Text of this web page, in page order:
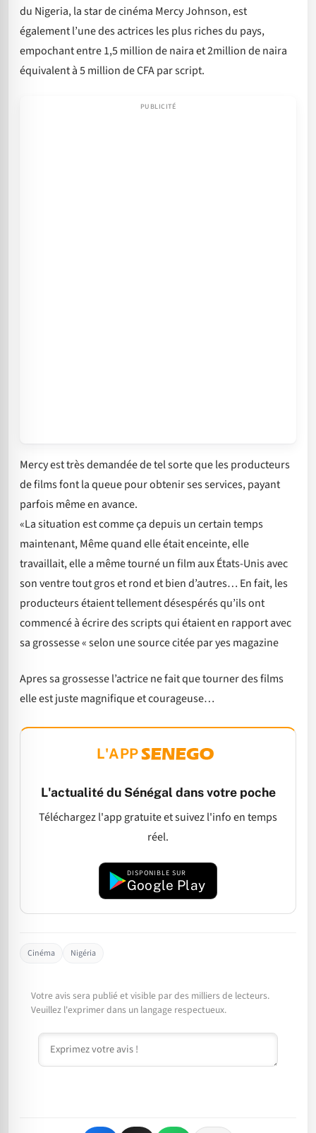
du Nigeria, la star de cinéma Mercy Johnson, est
également l’une des actrices les plus riches du pays,
empochant entre 1,5 million de naira et 2million de naira
équivalent à 5 million de CFA par script.
Mercy est très demandée de tel sorte que les producteurs
de films font la queue pour obtenir ses services, payant
parfois même en avance.
«La situation est comme ça depuis un certain temps
maintenant, Même quand elle était enceinte, elle
travaillait, elle a même tourné un film aux États-Unis avec
son ventre tout gros et rond et bien d’autres… En fait, les
producteurs étaient tellement désespérés qu’ils ont
commencé à écrire des scripts qui étaient en rapport avec
sa grossesse « selon une source citée par yes magazine
Apres sa grossesse l’actrice ne fait que tourner des films
elle est juste magnifique et courageuse…
L'APP
L'actualité du Sénégal dans votre poche
Téléchargez l'app gratuite et suivez l'info en temps
réel.
DISPONIBLE SUR
Google Play
Cinéma Nigéria
Votre avis sera publié et visible par des milliers de lecteurs.
Veuillez l'exprimer dans un langage respectueux.
Commentaire